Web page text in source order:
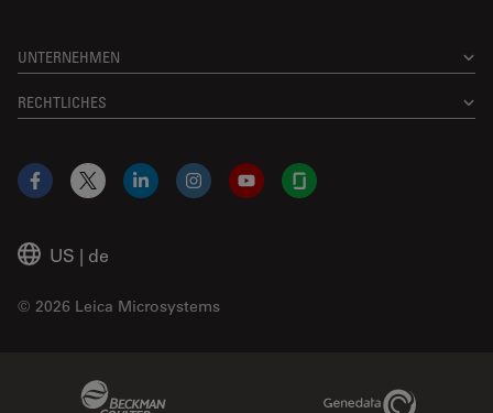
UNTERNEHMEN
RECHTLICHES
US | de
© 2026 Leica Microsystems
Facebook
X LinkedInInstagramYouTubeGlassdoor
Genedata Link